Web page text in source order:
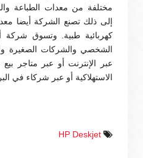
مختلفة من معدات الطباعة
إلى ذلك تصنع الشركة أيضا
كهربائية طبية. وتسوق شركة
الشخصي والشركات الصغيرة
عبر الإنترنت أو عبر متاجر بيع
الاستهلاكية أو عبر شركاء في
HP Deskjet